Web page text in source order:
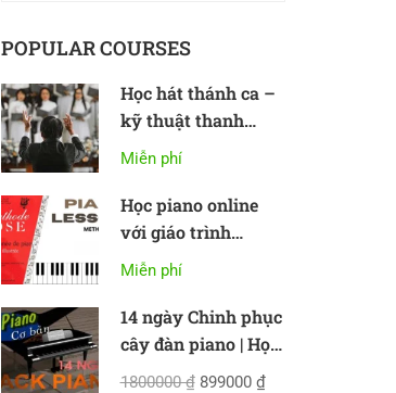
POPULAR COURSES
Học hát thánh ca –
kỹ thuật thanh
nhạc cơ bản
Miễn phí
Học piano online
với giáo trình
Methode Rose
Miễn phí
14 ngày Chinh phục
cây đàn piano | Học
piano online cơ bản
1800000 ₫ 899000 ₫